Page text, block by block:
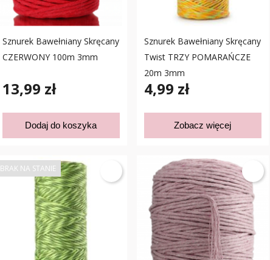
Sznurek Bawełniany Skręcany
CZERWONY 100m 3mm
13,99 zł
Dodaj do koszyka
Sznurek Bawełniany Skręcany
Twist TRZY POMARAŃCZE
20m 3mm
4,99 zł
Zobacz więcej
BRAK NA STANIE